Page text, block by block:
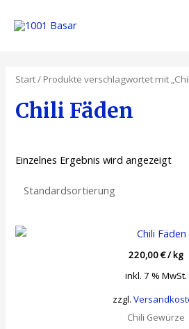
Start/ Produkte verschlagwortet mit
Chili Fäden
Einzelnes Ergebnis wird angezeigt
220,00€/kg
inkl. 7 % MwSt.
zzgl.
Chili Gewürze